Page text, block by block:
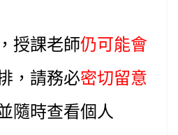
授課老師仍可能會
，請務必密切留意
隨時查看個人